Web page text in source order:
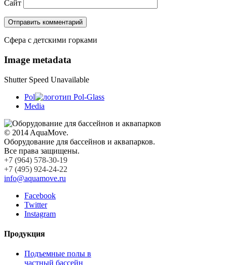
Сайт
Сфера с детскими горками
Image metadata
Shutter Speed Unavailable
Pol
Media
© 2014 AquaMove.
Оборудование для бассейнов и аквапарков.
Все права защищены.
+7 (964) 578-30-19
+7 (495) 924-24-22
info@aquamove.ru
Facebook
Twitter
Instagram
Продукция
Подъемные полы в
частный бассейн